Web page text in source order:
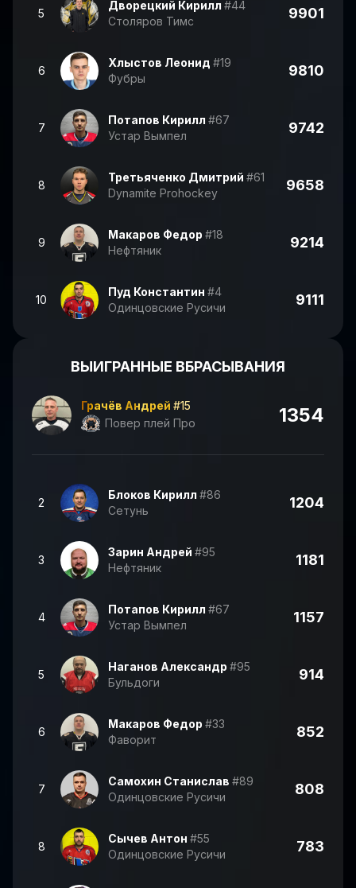
5
Дворецкий Кирилл #44
Столяров Тимс
9901
6
Хлыстов Леонид #19
Фубры
9810
7
Потапов Кирилл #67
Устар Вымпел
9742
8
Третьяченко Дмитрий #61
Dynamite Prohockey
9658
9
Макаров Федор #18
Нефтяник
9214
10
Пуд Константин #4
Одинцовские Русичи
9111
ВЫИГРАННЫЕ ВБРАСЫВАНИЯ
Грачёв Андрей #15
Повер плей Про
1354
2
Блоков Кирилл #86
Сетунь
1204
3
Зарин Андрей #95
Нефтяник
1181
4
Потапов Кирилл #67
Устар Вымпел
1157
5
Наганов Александр #95
Бульдоги
914
6
Макаров Федор #33
Фаворит
852
7
Самохин Станислав #89
Одинцовские Русичи
808
8
Сычев Антон #55
Одинцовские Русичи
783